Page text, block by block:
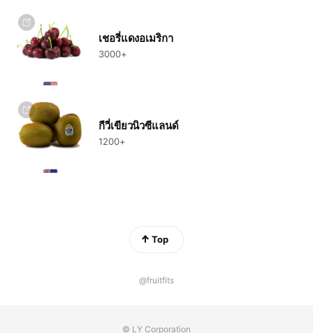
เชอรี่แดงอเมริกา
3000+
กีวี่เขียวนิวซีแลนด์
1200+
Top
@fruitfits
© LY Corporation